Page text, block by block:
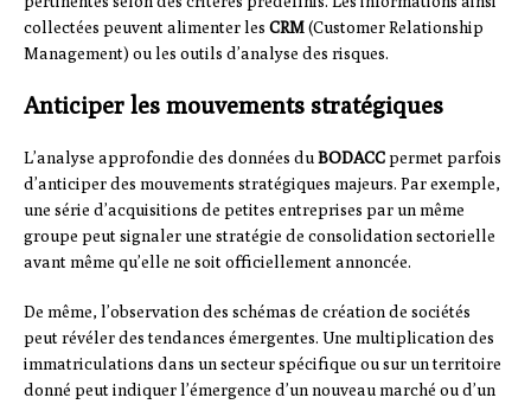
collectées peuvent alimenter les CRM(Customer Relationship
Management) ou les outils d’analyse des risques.
Anticiper les mouvements stratégiques
L’analyse approfondie des données duBODACCpermet parfois
d’anticiper des mouvements stratégiques majeurs. Par exemple,
une série d’acquisitions de petites entreprises par un même
groupe peut signaler une stratégie de consolidation sectorielle
avant même qu’elle ne soit officiellement annoncée.
De même, l’observation des schémas de création de sociétés
peut révéler des tendances émergentes. Une multiplication des
immatriculations dans un secteur spécifique ou sur un territoire
donné peut indiquer l’émergence d’un nouveau marché ou d’un